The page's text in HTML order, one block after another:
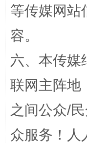
东山县通报“牛蛙
等传媒网站
容。
六、本传媒
联网主阵地
之间公众/
众服务！人